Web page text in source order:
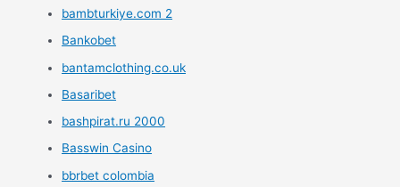
bambturkiye.com 2
Bankobet
bantamclothing.co.uk
Basaribet
bashpirat.ru 2000
Basswin Casino
bbrbet colombia